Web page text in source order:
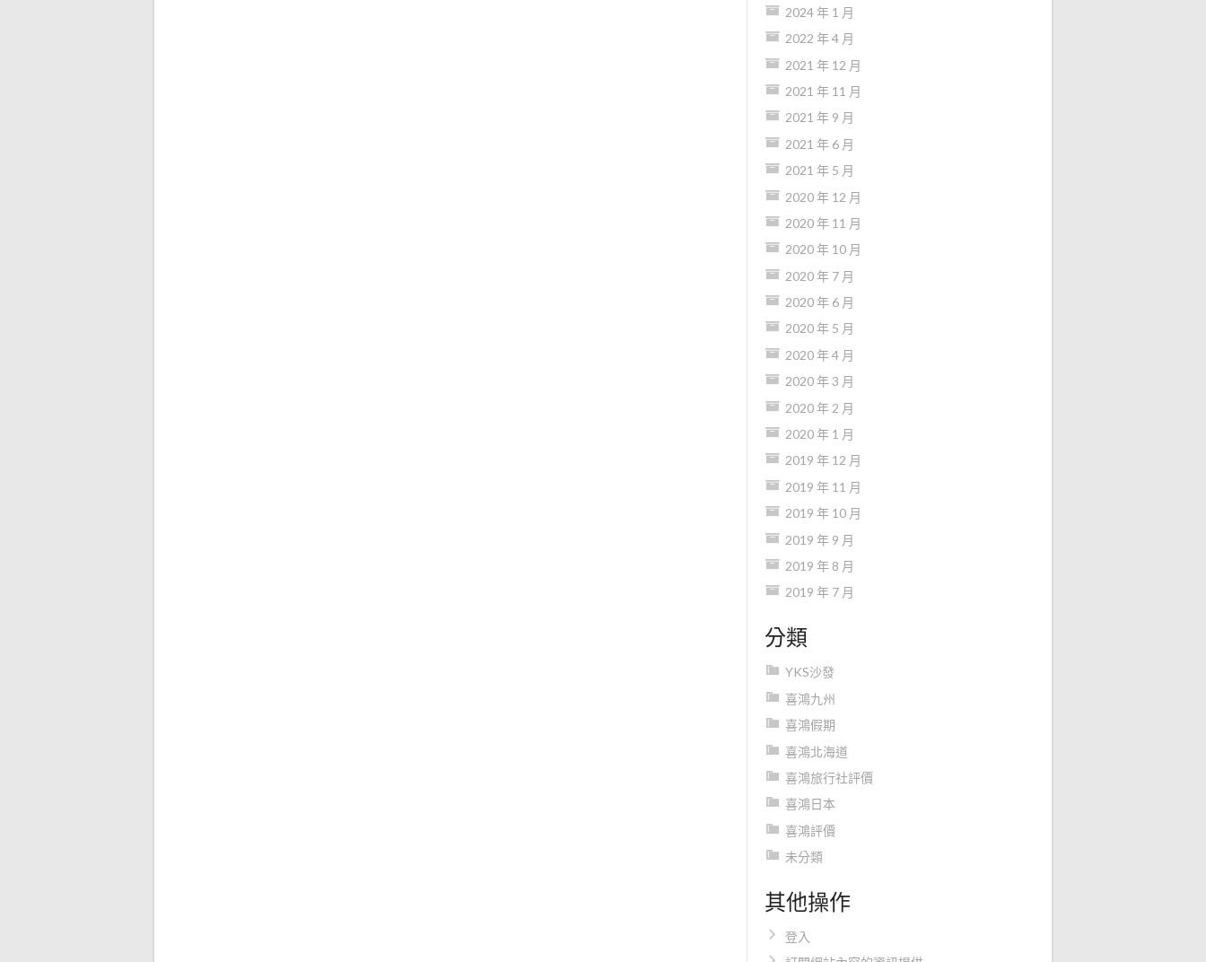
2024 年 1 月
2022 年 4 月
2021 年 12 月
2021 年 11 月
2021 年 9 月
2021 年 6 月
2021 年 5 月
2020 年 12 月
2020 年 11 月
2020 年 10 月
2020 年 7 月
2020 年 6 月
2020 年 5 月
2020 年 4 月
2020 年 3 月
2020 年 2 月
2020 年 1 月
2019 年 12 月
2019 年 11 月
2019 年 10 月
2019 年 9 月
2019 年 8 月
2019 年 7 月
分類
YKS沙發
喜鴻九州
喜鴻假期
喜鴻北海道
喜鴻旅行社評價
喜鴻日本
喜鴻評價
未分類
其他操作
登入